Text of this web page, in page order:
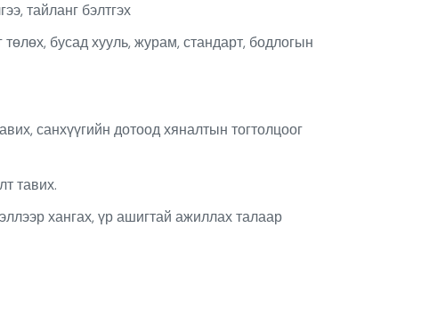
тайланг бэлтгэх
бусад хууль, журам, стандарт, бодлогын
санхүүгийн дотоод хяналтын тогтолцоог
тавих.
хангах, үр ашигтай ажиллах талаар